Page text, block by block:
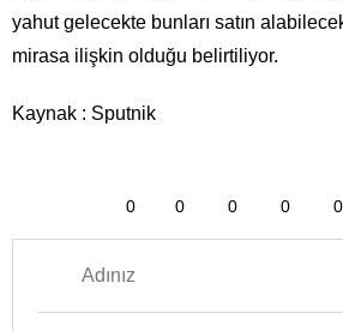
yahut gelecekte bunları satın
mirasa ilişkin olduğu belirtiliyor.
Kaynak : Sputnik
0 0 0 0 0